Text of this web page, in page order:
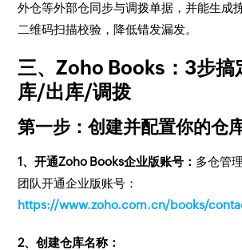
外仓等外部仓同步与调拨单据，并能生成
二维码扫描校验，降低错发漏发。
三、Zoho Books：3步搞
库/出库/调拨
第一步：创建并配置你的仓
1、开通Zoho Books企业版账号： 多仓管
团队开通企业版账号：
https://www.zoho.com.cn/books/
2、创建仓库名称：